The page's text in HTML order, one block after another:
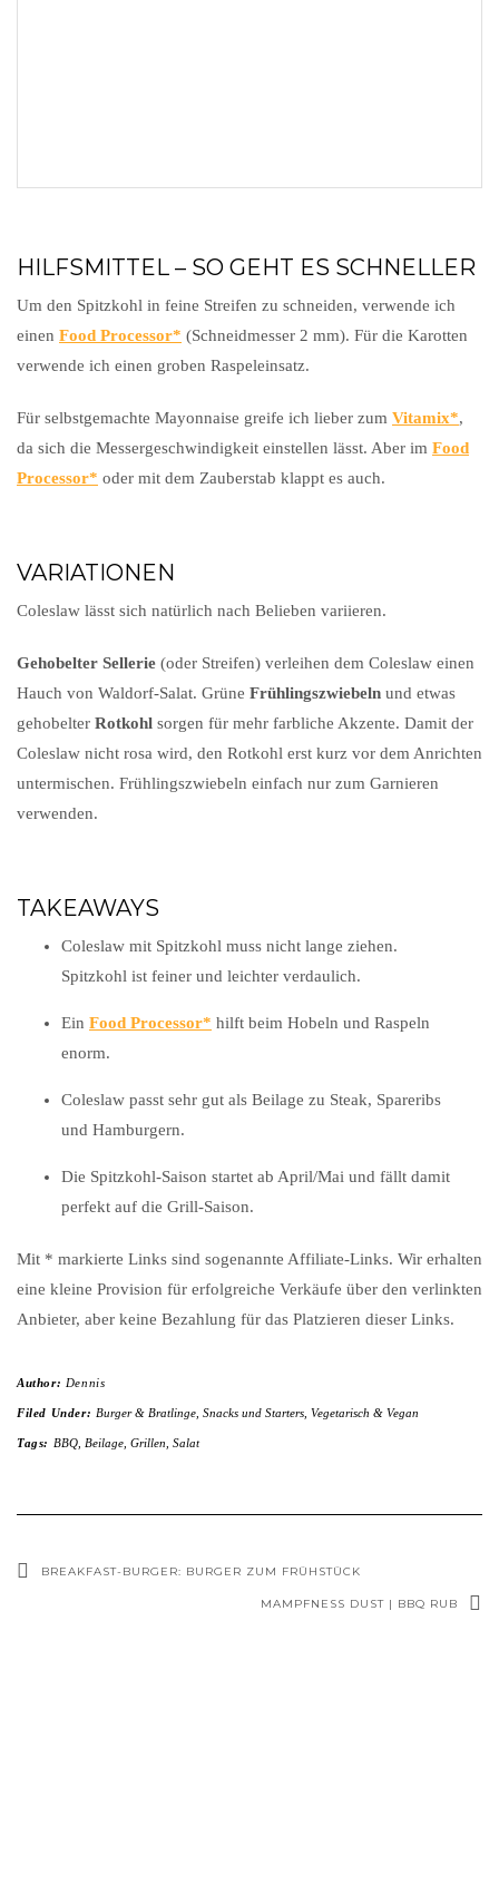
HILFSMITTEL – SO GEHT ES SCHNELLER
Um den Spitzkohl in feine Streifen zu schneiden, verwende ich
einen Food Processor
(Schneidmesser 2 mm). Für die Karotten
verwende ich einen groben Raspeleinsatz.
Für selbstgemachte Mayonnaise greife ich lieber zum Vitamix
,
da sich die Messergeschwindigkeit einstellen lässt. Aber im Food
Processor
oder mit dem Zauberstab klappt es auch.
VARIATIONEN
Coleslaw lässt sich natürlich nach Belieben variieren.
Gehobelter Sellerie (oder Streifen) verleihen dem Coleslaw einen
Hauch von Waldorf-Salat. Grüne Frühlingszwiebeln und etwas
gehobelter Rotkohl sorgen für mehr farbliche Akzente. Damit der
Coleslaw nicht rosa wird, den Rotkohl erst kurz vor dem Anrichten
untermischen. Frühlingszwiebeln einfach nur zum Garnieren
verwenden.
TAKEAWAYS
Coleslaw mit Spitzkohl muss nicht lange ziehen.
Spitzkohl ist feiner und leichter verdaulich.
Ein Food Processor
hilft beim Hobeln und Raspeln
enorm.
Coleslaw passt sehr gut als Beilage zu Steak, Spareribs
und Hamburgern.
Die Spitzkohl-Saison startet ab April/Mai und fällt damit
perfekt auf die Grill-Saison.
Mit * markierte Links sind sogenannte Affiliate-Links. Wir erhalten
eine kleine Provision für erfolgreiche Verkäufe über den verlinkten
Anbieter, aber keine Bezahlung für das Platzieren dieser Links.
Author: Dennis
Filed Under: Burger & Bratlinge, Snacks und Starters, Vegetarisch & Vegan
Tags: BBQ, Beilage, Grillen Salat
BREAKFAST-BURGER: BURGER ZUM FRÜHSTÜCK
MAMPFNESS DUST | BBQ RUB